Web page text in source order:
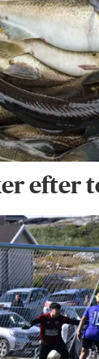
efter